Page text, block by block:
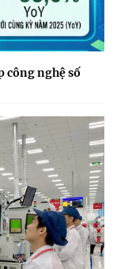
công nghệ số